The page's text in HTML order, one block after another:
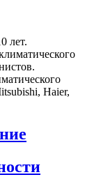
лет.
Haier,